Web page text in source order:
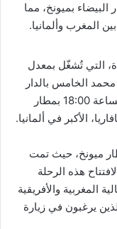
البيضاء بميونخ، مما
المغرب وألمانيا.
التي تُشغّل بمعدل
الخامس بالدار
البيضاء في الساعة 13:30 لتحط في تمام الساعة 18:00 بمطار
الأكبر في ألمانيا.
ميونخ، حيث تمت
هذه الرحلة
المغربية والأفريقية
يرغبون في زيارة